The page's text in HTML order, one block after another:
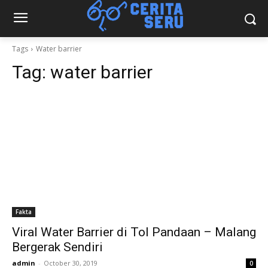
Tags Water barrier
Tag: water barrier
Fakta
Viral Water Barrier di Tol Pandaan – Malang
Bergerak Sendiri
admin - October 30, 2019 0